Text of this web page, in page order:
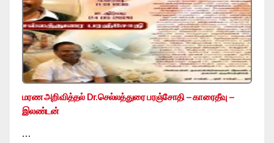
மரண அறிவித்தல் Dr.செல்லத்துரை பரஞ்சோதி – காரைதீவு –
இலண்டன்
…